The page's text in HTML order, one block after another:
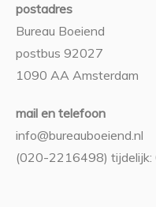
postadres
Bureau Boeiend
postbus 92027
1090 AA Amsterdam
mail en telefoon
info@bureauboeiend.nl
(020-2216498)